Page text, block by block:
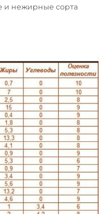
и нежирные сорта